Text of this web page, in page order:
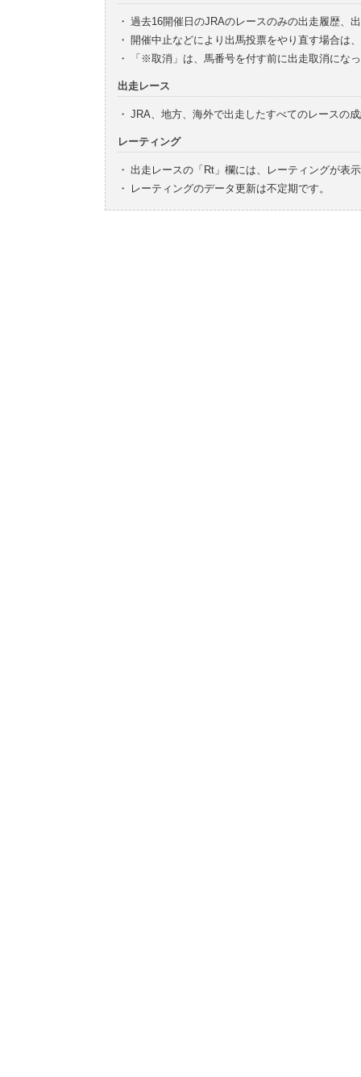
・ 過去16開催日のJRAのレースのみの出走履歴、
・ 開催中止などにより出馬投票をやり直す場合は
・
「※取消」は、馬番号を付す前に出走取消にな
出走レース
・ JRA、地方、海外で出走したすべてのレースの
レーティング
・ 出走レースの「Rt」欄には、レーティングが表
・
レーティングのデータ更新は不定期です。